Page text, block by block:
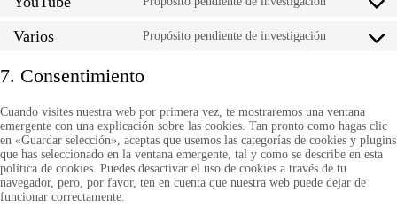
google-
Consent
service
Varios Propósito pendiente de investigación
Consent
7. Consentimiento
Cuando visites nuestra web por primera vez, te mostraremos una ventana
emergente con una explicación sobre las cookies. Tan pronto como hagas clic
en «Guardar selección», aceptas que usemos las categorías de cookies y plugins
que has seleccionado en la ventana emergente, tal y como se describe en esta
política de cookies. Puedes desactivar el uso de cookies a través de tu
navegador, pero, por favor, ten en cuenta que nuestra web puede dejar de
funcionar correctamente.